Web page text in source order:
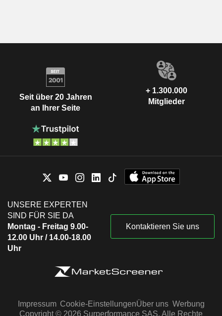
Seit über 20 Jahren
an Ihrer Seite
+ 1.300.000
Mitglieder
UNSERE EXPERTEN
SIND FÜR SIE DA
Montag - Freitag 9.00-
12.00 Uhr / 14.00-18.00
Uhr
Kontaktieren Sie uns
Impressum Cookie-EinstellungenÜber uns Werbung
Copyright © 2026 Surperformance SAS. Alle Rechte